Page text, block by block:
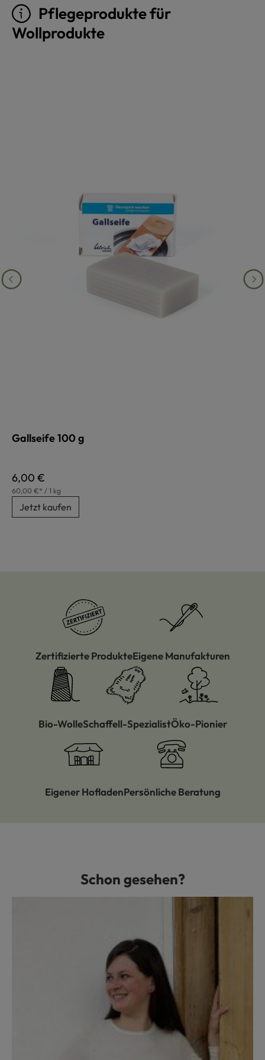
Pflegeprodukte für
Wollprodukte
Gallseife 100 g
Regulärer Preis:
6,00 €
60,00 €* / 1 kg
Jetzt kaufen
Zertifizierte ProdukteEigene Manufakturen
Bio-WolleSchaffell-SpezialistÖko-Pionier
Eigener HofladenPersönliche Beratung
Produktgalerie überspringenSchon gesehen?